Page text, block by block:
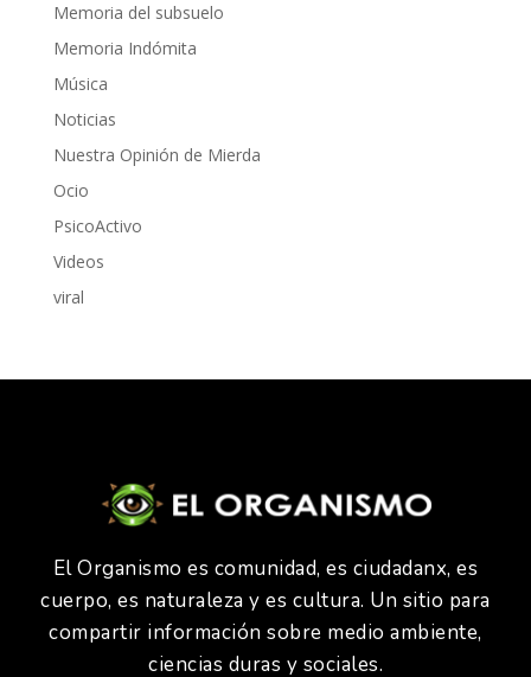
Memoria del subsuelo
Memoria Indómita
Música
Noticias
Nuestra Opinión de Mierda
Ocio
PsicoActivo
Videos
viral
El Organismo es comunidad, es ciudadanx, es
cuerpo, es naturaleza y es cultura. Un sitio para
compartir información sobre medio ambiente,
ciencias duras y sociales.